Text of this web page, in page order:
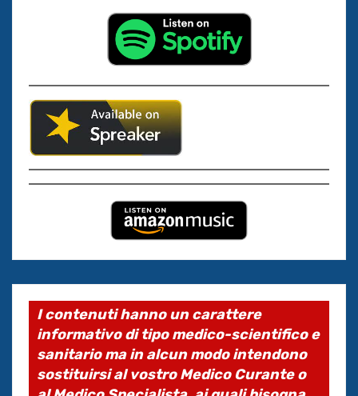
I contenuti hanno un carattere
informativo di tipo medico-scientifico e
sanitario ma in alcun modo intendono
sostituirsi al vostro Medico Curante o